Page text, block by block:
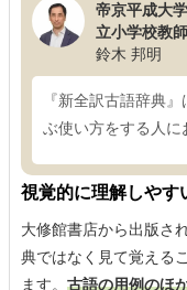
帝京平成大
立小学校教師
鈴木 邦明
『新全訳古語辞典
ぶ使い方をする人に
視覚的に理解しやす
大修館書店から出版さ
典ではなく見て覚える
ます。 古語の用例のほ